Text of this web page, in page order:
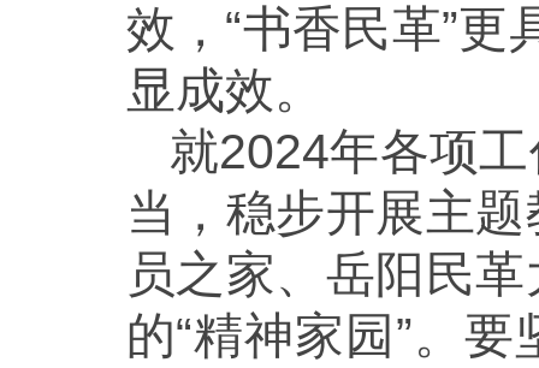
效，“书香民革”更
显成效。
就2024年各项
当，稳步开展主
员之家、岳阳民
的“精神家园”。